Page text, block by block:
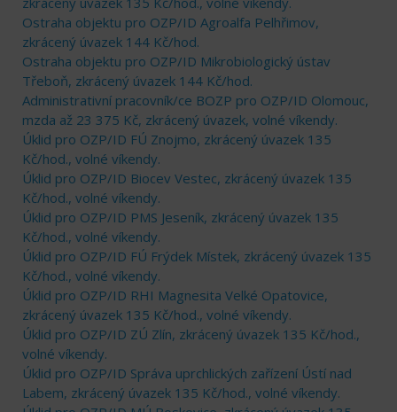
Ostraha objektu pro OZP/ID Agroalfa Pelhřimov,
zkrácený úvazek 144 Kč/hod.
Ostraha objektu pro OZP/ID Mikrobiologický ústav
Třeboň, zkrácený úvazek 144 Kč/hod.
Administrativní pracovník/ce BOZP pro OZP/ID Olomouc,
mzda až 23 375 Kč, zkrácený úvazek, volné víkendy.
Úklid pro OZP/ID FÚ Znojmo, zkrácený úvazek 135
Kč/hod., volné víkendy.
Úklid pro OZP/ID Biocev Vestec, zkrácený úvazek 135
Kč/hod., volné víkendy.
Úklid pro OZP/ID PMS Jeseník, zkrácený úvazek 135
Kč/hod., volné víkendy.
Úklid pro OZP/ID FÚ Frýdek Místek, zkrácený úvazek 135
Kč/hod., volné víkendy.
Úklid pro OZP/ID RHI Magnesita Velké Opatovice,
zkrácený úvazek 135 Kč/hod., volné víkendy.
Úklid pro OZP/ID ZÚ Zlín, zkrácený úvazek 135 Kč/hod.,
volné víkendy.
Úklid pro OZP/ID Správa uprchlických zařízení Ústí nad
Labem, zkrácený úvazek 135 Kč/hod., volné víkendy.